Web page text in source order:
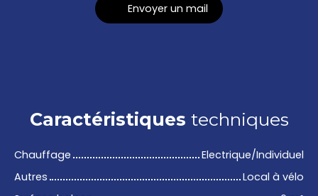
Envoyer un mail
Caractéristiques techniques
Chauffage
Electrique/Individuel
Autres
Local à vélo